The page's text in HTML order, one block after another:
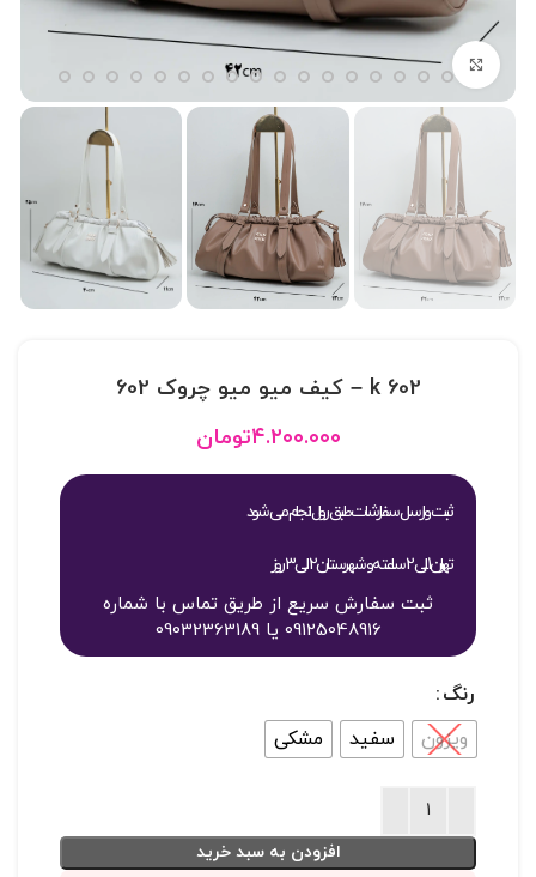
بزرگنمایی تصویر
602 k – کيف ميو ميو چروک 602
۴.۲۰۰.۰۰۰تومان
ثبت و ارسال سفارشات طبق روال انجام می شود
تهران 1 الی 2 ساعته و شهرستان 2 الی 3 روز
ثبت سفارش سریع از طریق تماس با شماره
09125048916 یا 09032363189
رنگ
ویزون
سفید مشکی
افزودن به سبد خرید